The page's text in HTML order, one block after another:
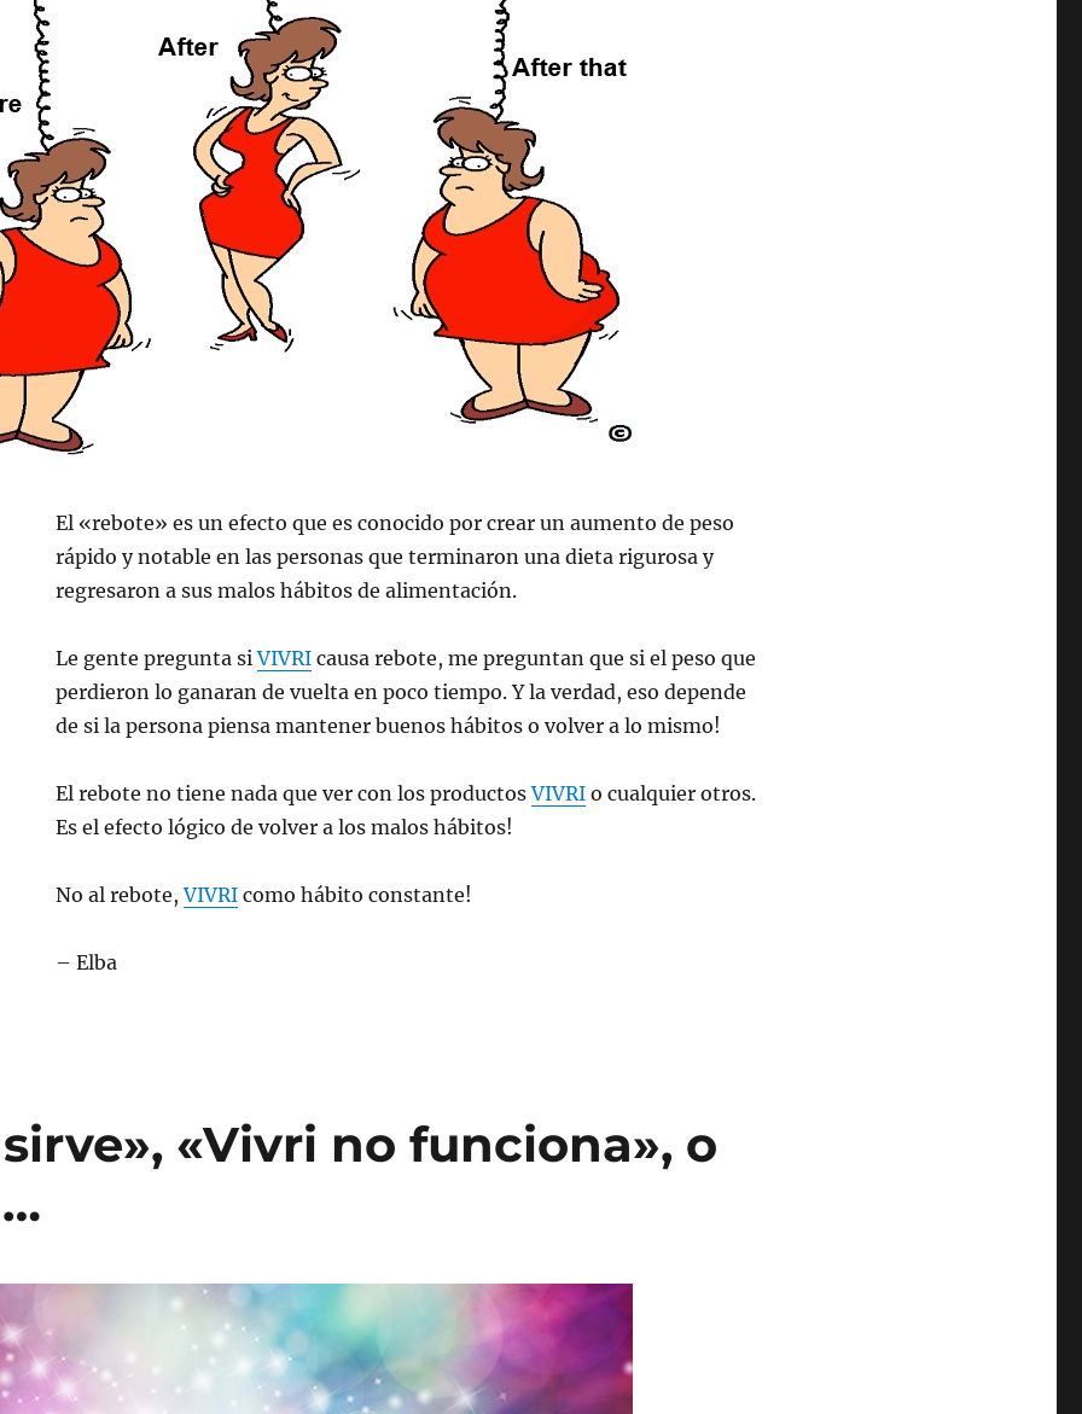
El «rebote» es un efecto que es conocido por crear un aumento de peso
rápido y notable en las personas que terminaron una dieta rigurosa y
regresaron a sus malos hábitos de alimentación.
Le gente pregunta siVIVRI causa rebote, me preguntan que si el peso que
perdieron lo ganaran de vuelta en poco tiempo. Y la verdad, eso depende
de si la persona piensa mantener buenos hábitos o volver a lo mismo!
El rebote no tiene nada que ver con los productosVIVRI o cualquier otros.
Es el efecto lógico de volver a los malos hábitos!
No al rebote,VIVRI como hábito constante!
– Elba
«Vivri no funciona», o